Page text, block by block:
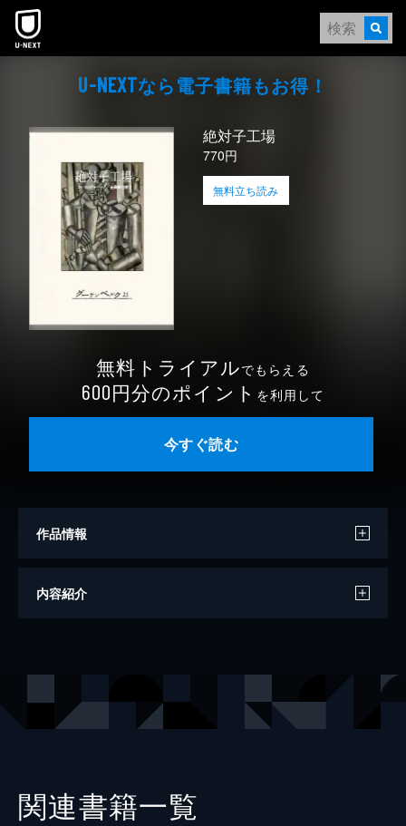
本文へスキップ
U-NEXTなら電⼦書籍もお得！
絶対子工場
770円
無料立ち読み
無料トライアルでもらえる
600円分のポイント を利用して
今すぐ読む
作品情報
著者
内容紹介
関連書籍一覧